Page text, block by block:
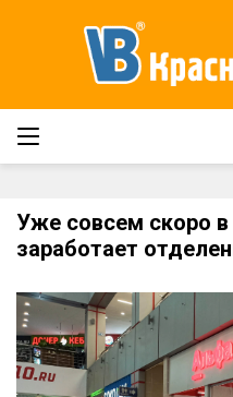
Уже совсем скоро
заработает